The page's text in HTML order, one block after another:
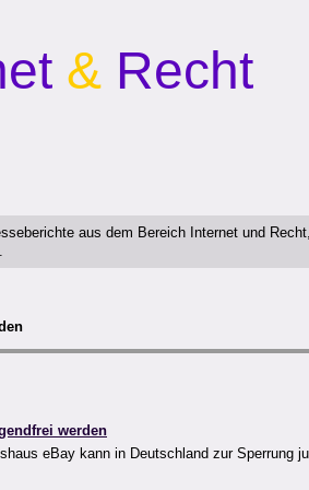
& Recht
aus dem Bereich Internet und
werden
eBay kann in Deutschland zur Sperrung